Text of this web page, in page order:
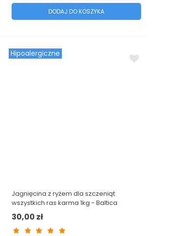
DODAJ DO KOSZYKA
Hipoalergiczne
Jagnięcina z ryżem dla szczeniąt
wszystkich ras karma 1kg - Baltica
Nutraceutic
30,00 zł